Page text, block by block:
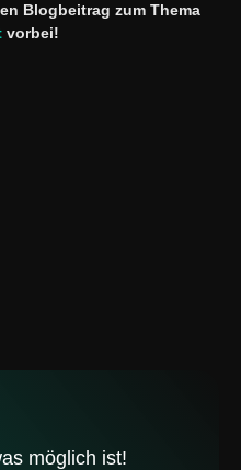
Blogbeitrag zum Thema
vorbei!
möglich ist!